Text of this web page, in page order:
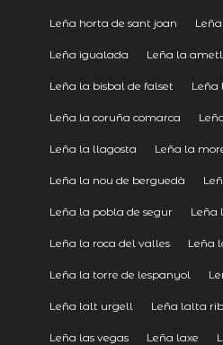
Leña horta de sant joan
Leña igualada Leña la
Leña la bisbal de falset Leña
Leña la coruña comarca
Leña la llagosta Leña la
Leña la nou de berguedà
Leña la pobla de segur Leña
Leña la roca del valles Leña
Leña la torre de lespanyol
Leña lalt urgell Leña lalta
Leña las vegas Leña laxe